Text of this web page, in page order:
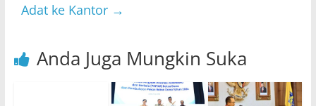
Adat ke Kantor →
Anda Juga Mungkin Suka